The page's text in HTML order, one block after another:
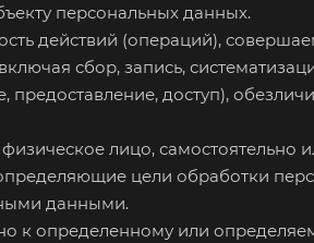
персональных данных.
действий (операций),
сбор, запись,
доступ),
лицо, самостоятельно
цели обработки
данными.
определенному или